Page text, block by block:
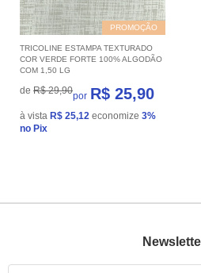
PROMOÇÃO
TRICOLINE ESTAMPA TEXTURADO
COR VERDE FORTE 100% ALGODÃO
COM 1,50 LG
de R$ 29,90por R$ 25,90
à vista R$ 25,12 economize 3%
no Pix